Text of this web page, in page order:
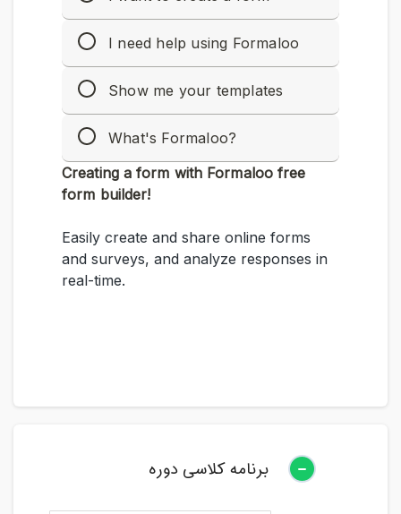
برنامه کلاسی دوره